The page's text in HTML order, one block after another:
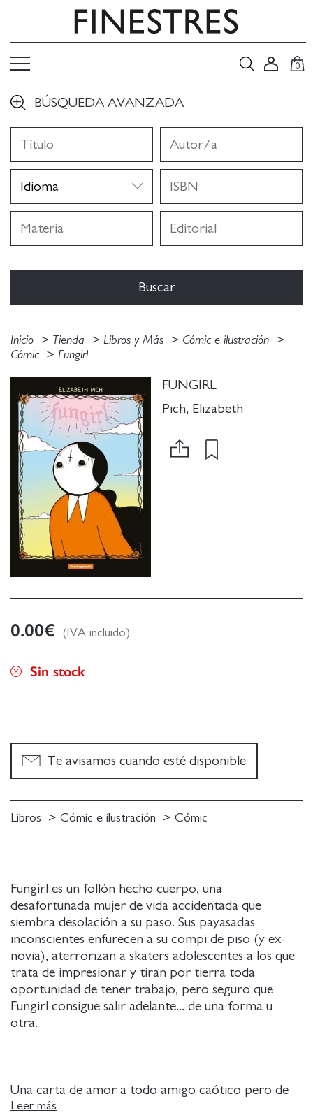
0
BÚSQUEDA AVANZADA
Inicio Tienda Libros y Más
Cómic e ilustración
Cómic
Fungirl
FUNGIRL
Pich, Elizabeth
Fungirl es un follón hecho cuerpo, una
desafortunada mujer de vida accidentada que
siembra desolación a su paso. Sus payasadas
inconscientes enfurecen a su compi de piso (y ex-
novia), aterrorizan a skaters adolescentes a los que
trata de impresionar y tiran por tierra toda
oportunidad de tener trabajo, pero seguro que
Fungirl consigue salir adelante... de una forma u
otra.
Una carta de amor a todo amigo caótico pero de
buen corazón, las desventuras de Fungirl resultan en
Leer más
0.00€ (IVA incluido)
Sin stock
Te avisamos cuando esté disponible
Libros Cómic e ilustración Cómic